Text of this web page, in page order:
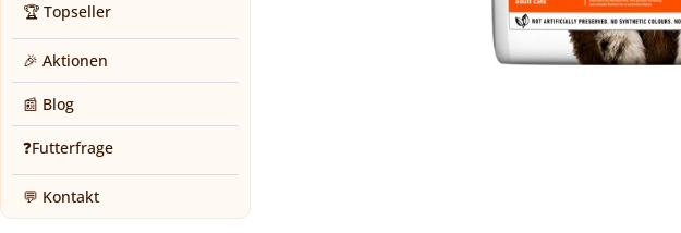
🏆 Topseller
🎉 Aktionen
📰 Blog
❓Futterfrage
💬 Kontakt